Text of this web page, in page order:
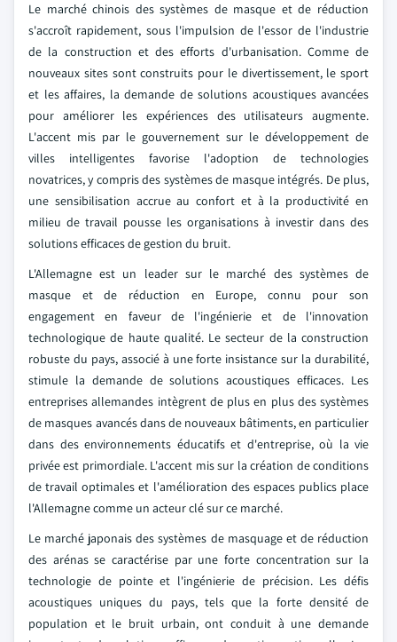
Le marché chinois des systèmes de masque et de réduction
s'accroît rapidement, sous l'impulsion de l'essor de l'industrie
de la construction et des efforts d'urbanisation. Comme de
nouveaux sites sont construits pour le divertissement, le sport
et les affaires, la demande de solutions acoustiques avancées
pour améliorer les expériences des utilisateurs augmente.
L'accent mis par le gouvernement sur le développement de
villes intelligentes favorise l'adoption de technologies
novatrices, y compris des systèmes de masque intégrés. De plus,
une sensibilisation accrue au confort et à la productivité en
milieu de travail pousse les organisations à investir dans des
solutions efficaces de gestion du bruit.
L'Allemagne est un leader sur le marché des systèmes de
masque et de réduction en Europe, connu pour son
engagement en faveur de l'ingénierie et de l'innovation
technologique de haute qualité. Le secteur de la construction
robuste du pays, associé à une forte insistance sur la durabilité,
stimule la demande de solutions acoustiques efficaces. Les
entreprises allemandes intègrent de plus en plus des systèmes
de masques avancés dans de nouveaux bâtiments, en particulier
dans des environnements éducatifs et d'entreprise, où la vie
privée est primordiale. L'accent mis sur la création de conditions
de travail optimales et l'amélioration des espaces publics place
l'Allemagne comme un acteur clé sur ce marché.
Le marché japonais des systèmes de masquage et de réduction
des arénas se caractérise par une forte concentration sur la
technologie de pointe et l'ingénierie de précision. Les défis
acoustiques uniques du pays, tels que la forte densité de
population et le bruit urbain, ont conduit à une demande